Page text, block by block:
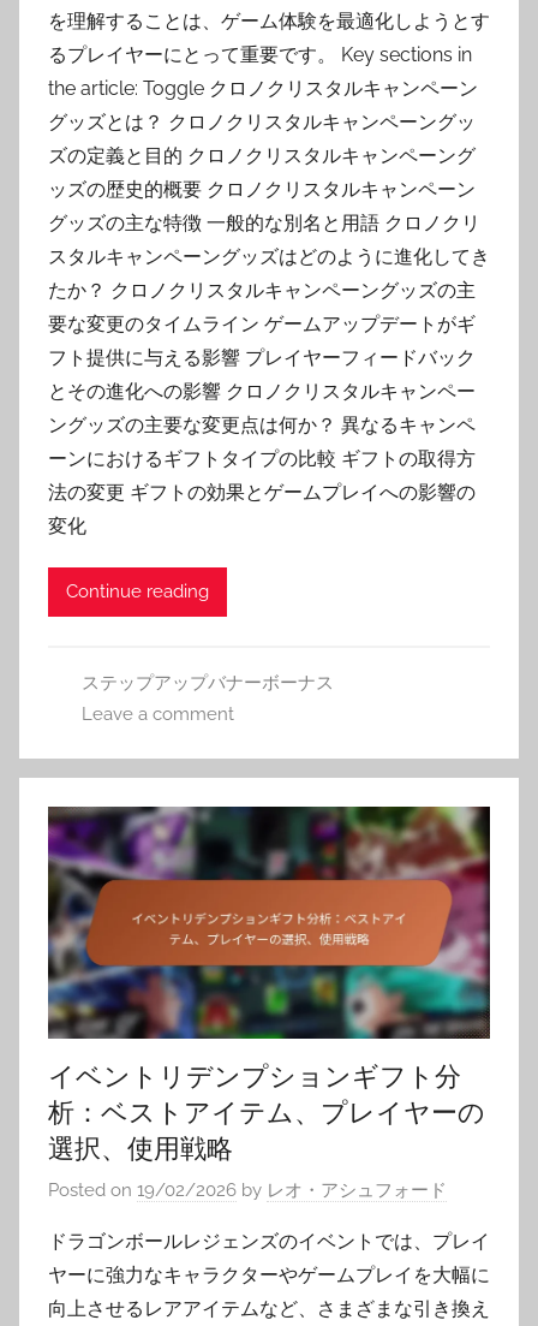
を理解することは、ゲーム体験を最適化しようとす
るプレイヤーにとって重要です。 Key sections in
the article: Toggle クロノクリスタルキャンペーン
グッズとは？ クロノクリスタルキャンペーングッ
ズの定義と目的 クロノクリスタルキャンペーング
ッズの歴史的概要 クロノクリスタルキャンペーン
グッズの主な特徴 一般的な別名と用語 クロノクリ
スタルキャンペーングッズはどのように進化してき
たか？ クロノクリスタルキャンペーングッズの主
要な変更のタイムライン ゲームアップデートがギ
フト提供に与える影響 プレイヤーフィードバック
とその進化への影響 クロノクリスタルキャンペー
ングッズの主要な変更点は何か？ 異なるキャンペ
ーンにおけるギフトタイプの比較 ギフトの取得方
法の変更 ギフトの効果とゲームプレイへの影響の
変化
Continue reading
ステップアップバナーボーナス
Leave a comment
イベントリデンプションギフト分
析：ベストアイテム、プレイヤーの
選択、使用戦略
Posted on 19/02/2026 by レオ・アシュフォード
ドラゴンボールレジェンズのイベントでは、プレイ
ヤーに強力なキャラクターやゲームプレイを大幅に
向上させるレアアイテムなど、さまざまな引き換え